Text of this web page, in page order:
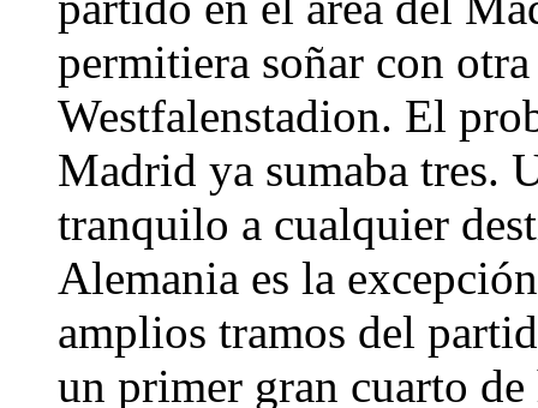
permitiera soñar con
Westfalenstadion. El
Madrid ya sumaba tres.
tranquilo a cualquier
Alemania es la
amplios tramos del
un primer gran cuarto